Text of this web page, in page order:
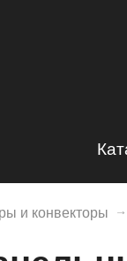
и конвекторы